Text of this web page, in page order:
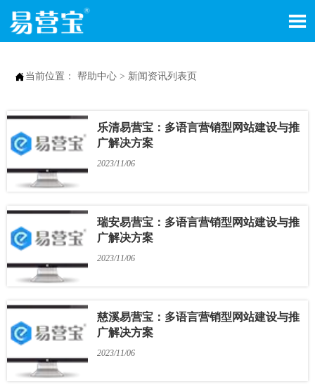

 当前位置： 帮助中心 > 新闻资讯列表页
乐清易营宝：多语言营销型网站建设与推
广解决方案
2023/11/06
瑞安易营宝：多语言营销型网站建设与推
广解决方案
2023/11/06
慈溪易营宝：多语言营销型网站建设与推
广解决方案
2023/11/06